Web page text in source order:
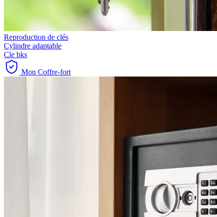
Reproduction de clés
Cylindre adaptable
Cle bks
Mon Coffre-fort